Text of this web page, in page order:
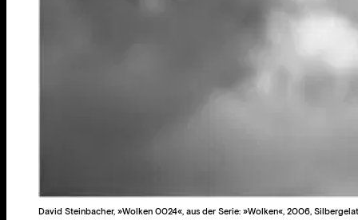
David Steinbacher, »Wolken 0024«, aus der Serie: »Wolken«, 2006,